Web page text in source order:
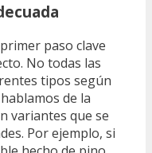
paso clave
No todas las
tipos según
de la
variantes que se
Por ejemplo, si